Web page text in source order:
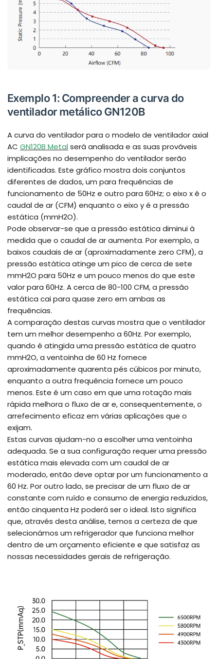
Exemplo 1: Compreender a curva do
ventilador metálico GN120B
A curva do ventilador para o modelo de ventilador axial
AC GN120B Metal será analisada e as suas prováveis
implicações no desempenho do ventilador serão
identificadas. Este gráfico mostra dois conjuntos
diferentes de dados, um para frequências de
funcionamento de 50Hz e outro para 60Hz; o eixo x é o
caudal de ar (CFM) enquanto o eixo y é a pressão
estática (mmH2O).
Pode observar-se que a pressão estática diminui à
medida que o caudal de ar aumenta. Por exemplo, a
baixos caudais de ar (aproximadamente zero CFM), a
pressão estática atinge um pico de cerca de sete
mmH2O para 50Hz e um pouco menos do que este
valor para 60Hz. A cerca de 80-100 CFM, a pressão
estática cai para quase zero em ambas as
frequências.
A comparação destas curvas mostra que o ventilador
tem um melhor desempenho a 60Hz. Por exemplo,
quando é atingida uma pressão estática de quatro
mmH2O, a ventoinha de 60 Hz fornece
aproximadamente quarenta pés cúbicos por minuto,
enquanto a outra frequência fornece um pouco
menos. Este é um caso em que uma rotação mais
rápida melhora o fluxo de ar e, consequentemente, o
arrefecimento eficaz em várias aplicações que o
exijam.
Estas curvas ajudam-no a escolher uma ventoinha
adequada. Se a sua configuração requer uma pressão
estática mais elevada com um caudal de ar
moderado, então deve optar por um funcionamento a
60 Hz. Por outro lado, se precisar de um fluxo de ar
constante com ruído e consumo de energia reduzidos,
então cinquenta Hz poderá ser o ideal. Isto significa
que, através desta análise, temos a certeza de que
selecionámos um refrigerador que funciona melhor
dentro de um orçamento eficiente e que satisfaz as
nossas necessidades gerais de refrigeração.